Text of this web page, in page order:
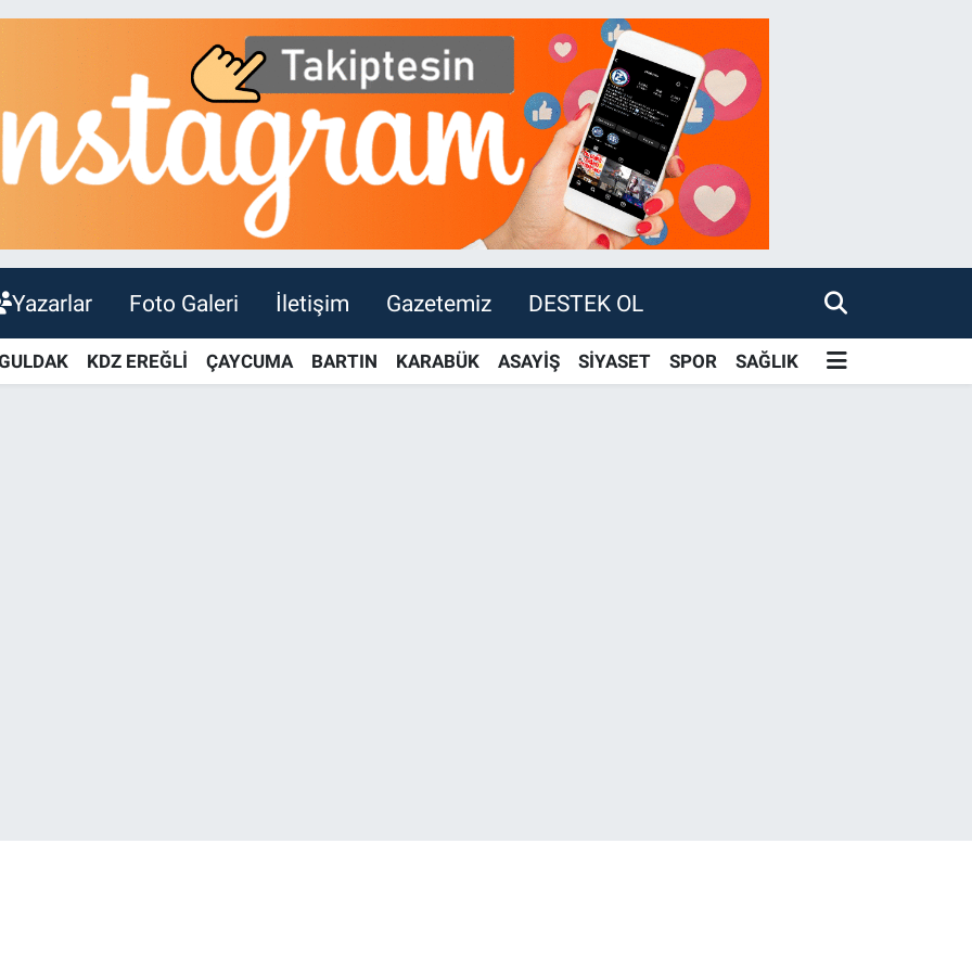
Yazarlar Foto Galeri İletişim Gazetemiz DESTEK OL
KDZ EREĞLİ ÇAYCUMA BARTIN KARABÜK ASAYİŞ SİYASET SPOR SAĞLIK